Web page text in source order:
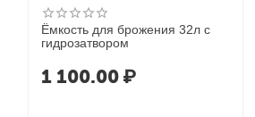
Ёмкость для брожения 32л с
гидрозатвором
1 100.00 ₽